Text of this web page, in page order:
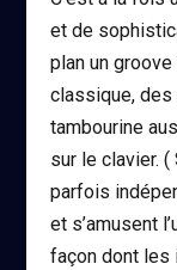
et de
plan un
classique,
tambourine
sur le clavier.
parfois
et s’amusent
façon dont les